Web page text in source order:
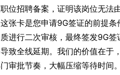
位招聘备案，证明该岗位无法
张卡是您申请9G签证的前提条
进行二次审核，最终签发9G
致全线延期。我们的价值在于
审批节奏，大幅压缩等待时间。